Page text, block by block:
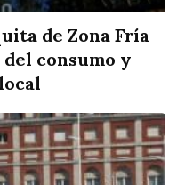
de Zona Fría
consumo y